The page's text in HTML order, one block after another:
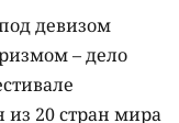
девизом
– дело
из 20 стран мира